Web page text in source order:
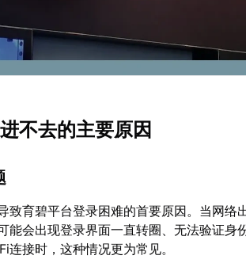
不去的主要原因
致育碧平台登录困难的首要原因。当网络
能会出现登录界面一直转圈、无法验证身
连接时，这种情况更为常见。